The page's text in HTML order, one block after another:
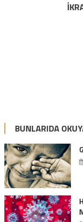
BUNLARIDA